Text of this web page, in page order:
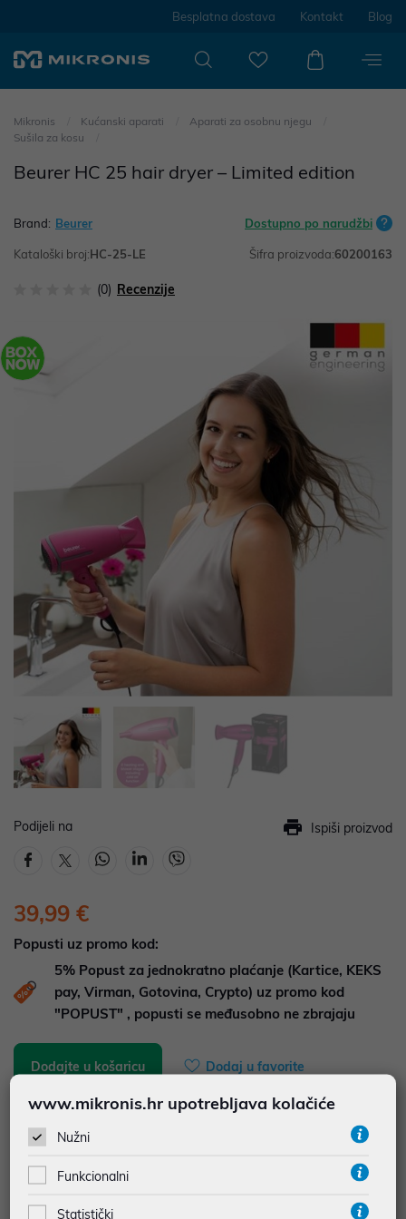
Besplatna dostava Kontakt Blog
Mikronis Kućanski aparati
Aparati za osobnu njegu
Sušila za kosu
Beurer HC 25 hair dryer – Limited edition
Brand: Beurer Dostupno po narudžbi
Kataloški broj:HC-25-LE Šifra proizvoda:60200163
(0) Recenzije
Podijeli na Ispiši proizvod
39,99 €
Popusti uz promo kod:
5% Popust za jednokratno plaćanje (Kartice, KEKS
pay, Virman, Gotovina, Crypto) uz promo kod
"POPUST" , popusti se međusobno ne zbrajaju
Dodajte u košaricu Dodaj u favorite
najam za pravne osobe od 12 do 36 mj. već od
Vidi detalje
www.mikronis.hr upotrebljava kolačiće
Nužni
Funkcionalni
Statistički